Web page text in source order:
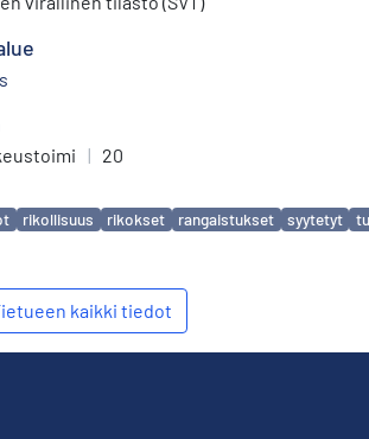
| 20
rikollisuus rikokset rangaistukset syytetyt
kaikki tiedot